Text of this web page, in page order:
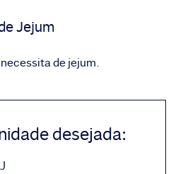
Jejum
de jejum.
desejada: